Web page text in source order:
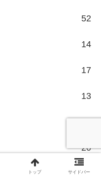
52
14
17
13
20
6
トップ サイドバー